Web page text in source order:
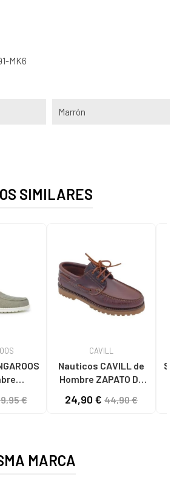
MK6
Marrón
SIMILARES
LAV
€
CAVILL
Nauticos CAVILL de
Hombre ZAPATO DE
MARRON
24,90 € 44,90 €
MARCA